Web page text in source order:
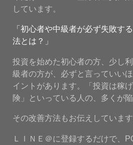
しています。
「初心者や中級者が必ず失敗
法とは？」
投資を始めた初心者の方、少し
級者の方が、必ずと言っていい
イントがあります。「投資は稼
険」といっている人の、多くが
その改善方法もお伝えしています
ＬＩＮＥ＠に登録するだけで、